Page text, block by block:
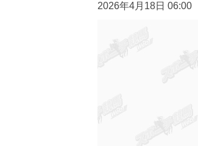
2026年4月18日 06:00